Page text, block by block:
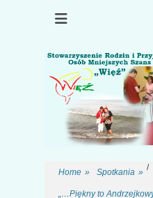
Choroba
Home » Spotkania » /
„…Piękny to